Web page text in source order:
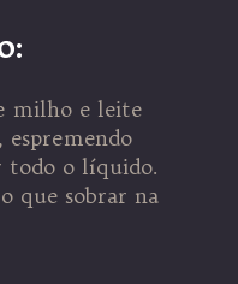
milho e leite
espremendo
todo o líquido.
que sobrar na